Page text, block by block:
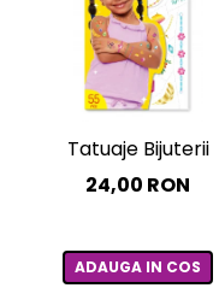
Tatuaje Bijuterii
24,00 RON
ADAUGA IN COS